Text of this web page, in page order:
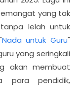
yang tak
lelah untuk
Nada untuk Guru"
yang seringkali
akan membuat
para pendidik,